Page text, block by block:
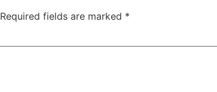
Required fields are marked *